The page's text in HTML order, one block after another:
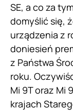
SE, a co za
domyślić się,
urządzenia z
doniesień
z Państwa
roku.
Mi 9T oraz Mi
krajach